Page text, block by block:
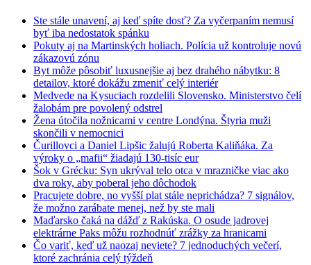
Ste stále unavení, aj keď spíte dosť? Za vyčerpaním nemusí
byť iba nedostatok spánku
Pokuty aj na Martinských holiach. Polícia už kontroluje novú
zákazovú zónu
Byt môže pôsobiť luxusnejšie aj bez drahého nábytku: 8
detailov, ktoré dokážu zmeniť celý interiér
Medvede na Kysuciach rozdelili Slovensko. Ministerstvo čelí
žalobám pre povolený odstrel
Žena útočila nožnicami v centre Londýna. Štyria muži
skončili v nemocnici
Čurillovci a Daniel Lipšic žalujú Roberta Kaliňáka. Za
výroky o „mafii“ žiadajú 130-tisíc eur
Šok v Grécku: Syn ukrýval telo otca v mrazničke viac ako
dva roky, aby poberal jeho dôchodok
Pracujete dobre, no vyšší plat stále neprichádza? 7 signálov,
že možno zarábate menej, než by ste mali
Maďarsko čaká na dážď z Rakúska. O osude jadrovej
elektrárne Paks môžu rozhodnúť zrážky za hranicami
Čo variť, keď už naozaj neviete? 7 jednoduchých večerí,
ktoré zachránia celý týždeň